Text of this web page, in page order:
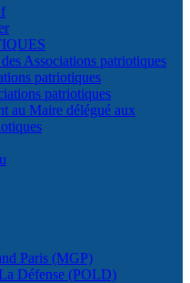
Associations patriotiques
patriotiques
patriotiques
au Maire délégué aux
Paris (MGP)
Défense (POLD)